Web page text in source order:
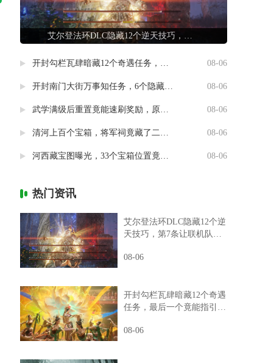
艾尔登法环DLC隐藏12个逆天技巧，第7条让联机队友惊掉下巴
开封勾栏瓦肆暗藏12个奇遇任务，最后一个竟能指引人生方向 08-06
开封南门大街万事知任务，6个隐藏剧情竟然藏着这样的秘密 08-06
武学满级后重置竟能速刷奖励，原来流派挑战有这种捷径 08-06
清河上百个宝箱，将军祠竟藏了二十个 08-06
河西藏宝图曝光，33个宝箱位置竟然暗藏玄机 08-06
热门资讯
艾尔登法环DLC隐藏12个逆
天技巧，第7条让联机队友
08-06
开封勾栏瓦肆暗藏12个奇遇
任务，最后一个竟能指引人
08-06